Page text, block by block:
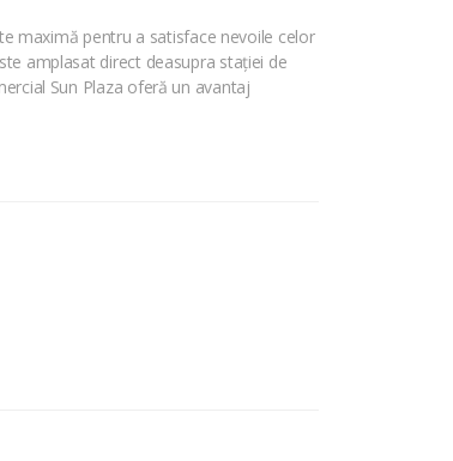
maximă pentru a satisface nevoile celor
amplasat direct deasupra stației de
Sun Plaza oferă un avantaj